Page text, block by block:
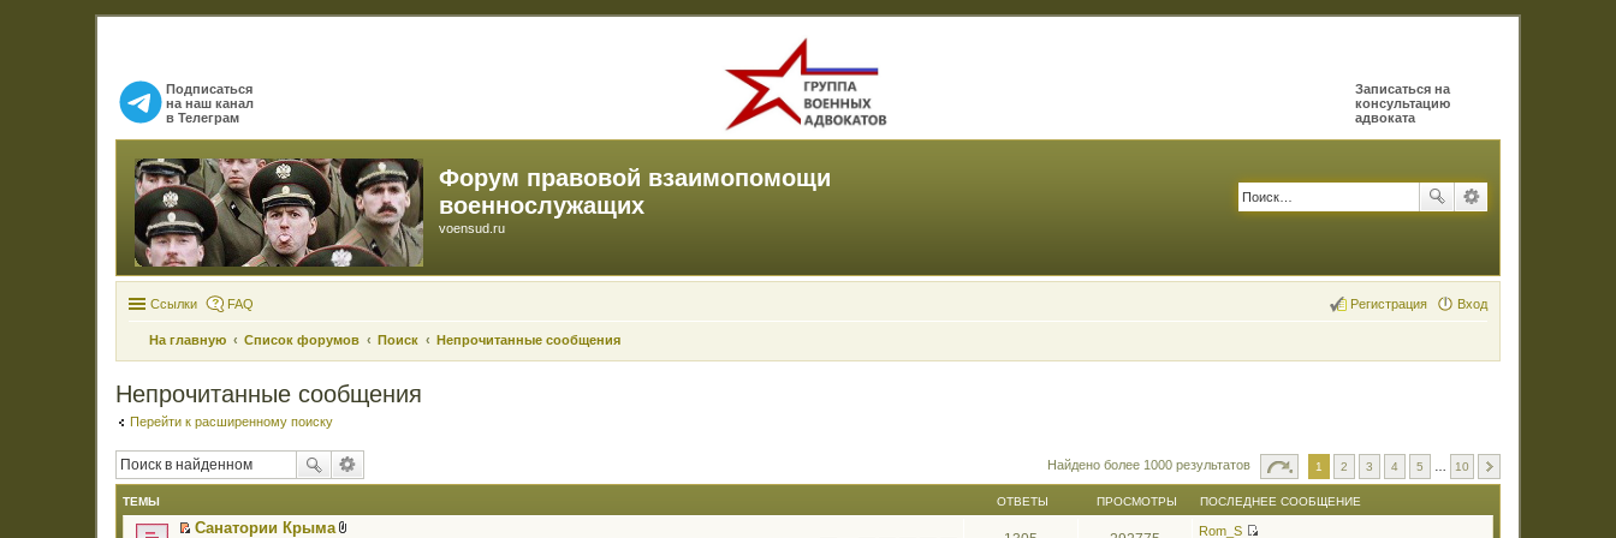
Подписаться
на наш канал
в Телеграм
Записаться на
консультацию
адвоката
Форум правовой взаимопомощи
военнослужащих
voensud.ru
Ссылки FAQ Вход
Регистрация
На главную Список форумов Поиск Непрочитанные сообщения
Непрочитанные сообщения
Перейти к расширенному поиску
Найдено более 1000 результатов 1 2 3 4 5 10
ТЕМЫ ОТВЕТЫ ПРОСМОТРЫ ПОСЛЕДНЕЕ СООБЩЕНИЕ
Санатории Крыма
Rom_S